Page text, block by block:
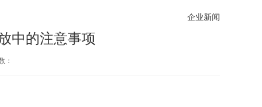
企业新闻
中的注意事项
：